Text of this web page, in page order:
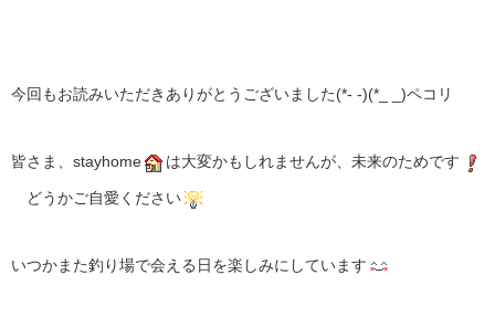
今回もお読みいただきありがとうございました(*- -)(*_ _)ペコリ
皆さま、stayhome は大変かもしれませんが、未来のためです
どうかご自愛ください
いつかまた釣り場で会える日を楽しみにしています